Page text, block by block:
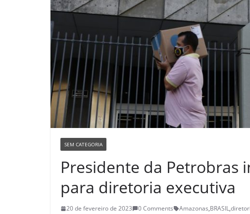
SEM CATEGORIA
Presidente da Petrobras
para diretoria executiva
20 de fevereiro de 2023 0 Comments Amazonas,BRASIL,